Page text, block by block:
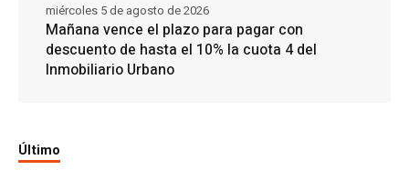
Mañana vence el plazo para pagar con
descuento de hasta el 10% la cuota 4 del
Inmobiliario Urbano
miércoles 5 de agosto de 2026
Último